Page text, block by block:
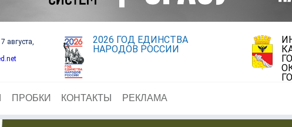
7 августа,
2026 ГОД ЕДИНСТВА
НАРОДОВ РОССИИ
ПРОБКИ КОНТАКТЫ РЕКЛАМА